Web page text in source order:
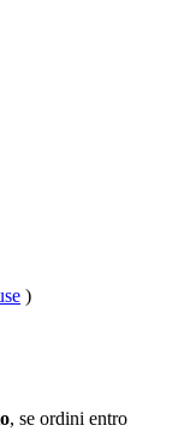
)
, se ordini entro